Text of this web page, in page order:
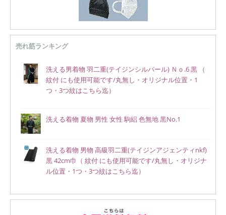
売れ筋ランキング
洗える男着物 羽二重(テイジンシルパール) Ｎｏ.6 黒 （
紋付 にも使用可能です/丸無し・オリジナル位置・1
つ・3つ紋はこちら迄）
洗える着物 夏物 男性 女性 駒絽 色無地 黒No.1
洗える着物 男物 高級羽二重(テイジンアジェンティnkf)
黒 42cm巾（ 紋付 にも使用可能です/丸無し・オリジナ
ル位置・1つ・3つ紋はこちら迄）